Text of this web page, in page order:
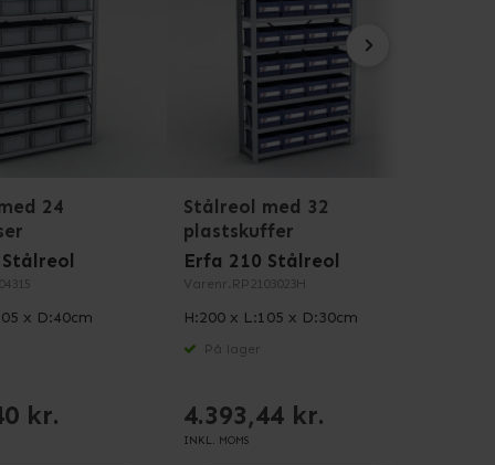
24
x D:40cm
kr.
Stålreol med 32
plastskuffer
Erfa 210 Stålreol
Varenr. RP2103023H
H:200 x L:105 x D:30cm
På lager
4.393,44 kr.
INKL. MOMS